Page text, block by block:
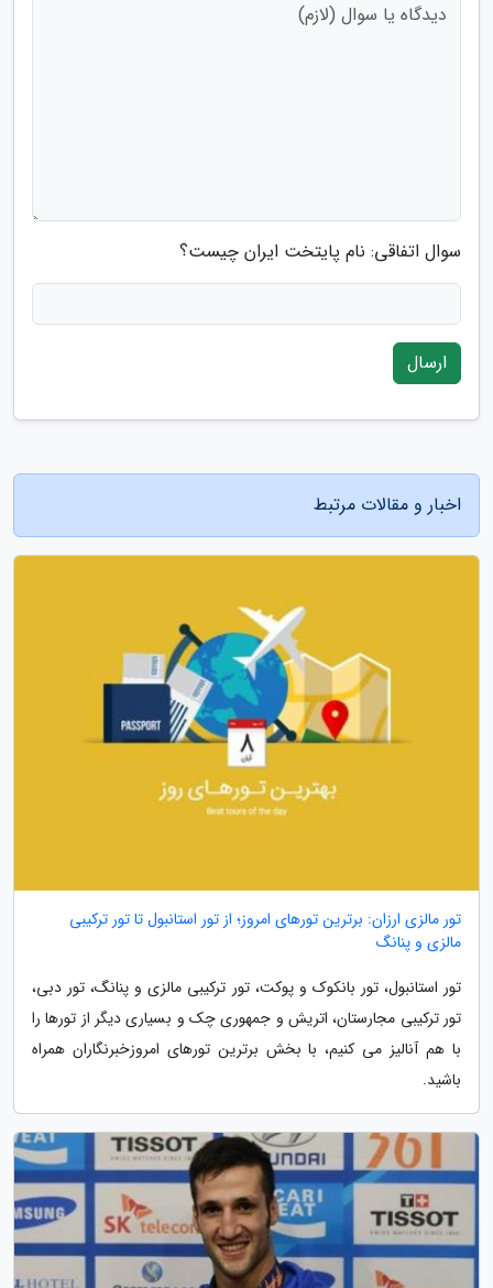
سوال اتفاقی: نام پایتخت ایران چیست؟
ارسال
اخبار و مقالات مرتبط
تور مالزی ارزان: برترین تورهای امروز؛ از تور استانبول تا تور ترکیبی
مالزی و پنانگ
تور استانبول، تور بانکوک و پوکت، تور ترکیبی مالزی و پنانگ، تور دبی،
تور ترکیبی مجارستان، اتریش و جمهوری چک و بسیاری دیگر از تورها را
با هم آنالیز می کنیم، با بخش برترین تورهای امروزخبرنگاران همراه
باشید.